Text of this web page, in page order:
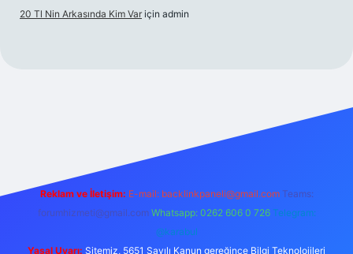
20 Tl Nin Arkasında Kim Var için admin
Reklam ve İletişim: E-mail: backlinkpaneli@gmail.com Teams:
forumhizmeti@gmail.com Whatsapp: 0262 606 0 726 Telegram:
@karabul
Yasal Uyarı: Sitemiz, 5651 Sayılı Kanun gereğince Bilgi Teknolojileri